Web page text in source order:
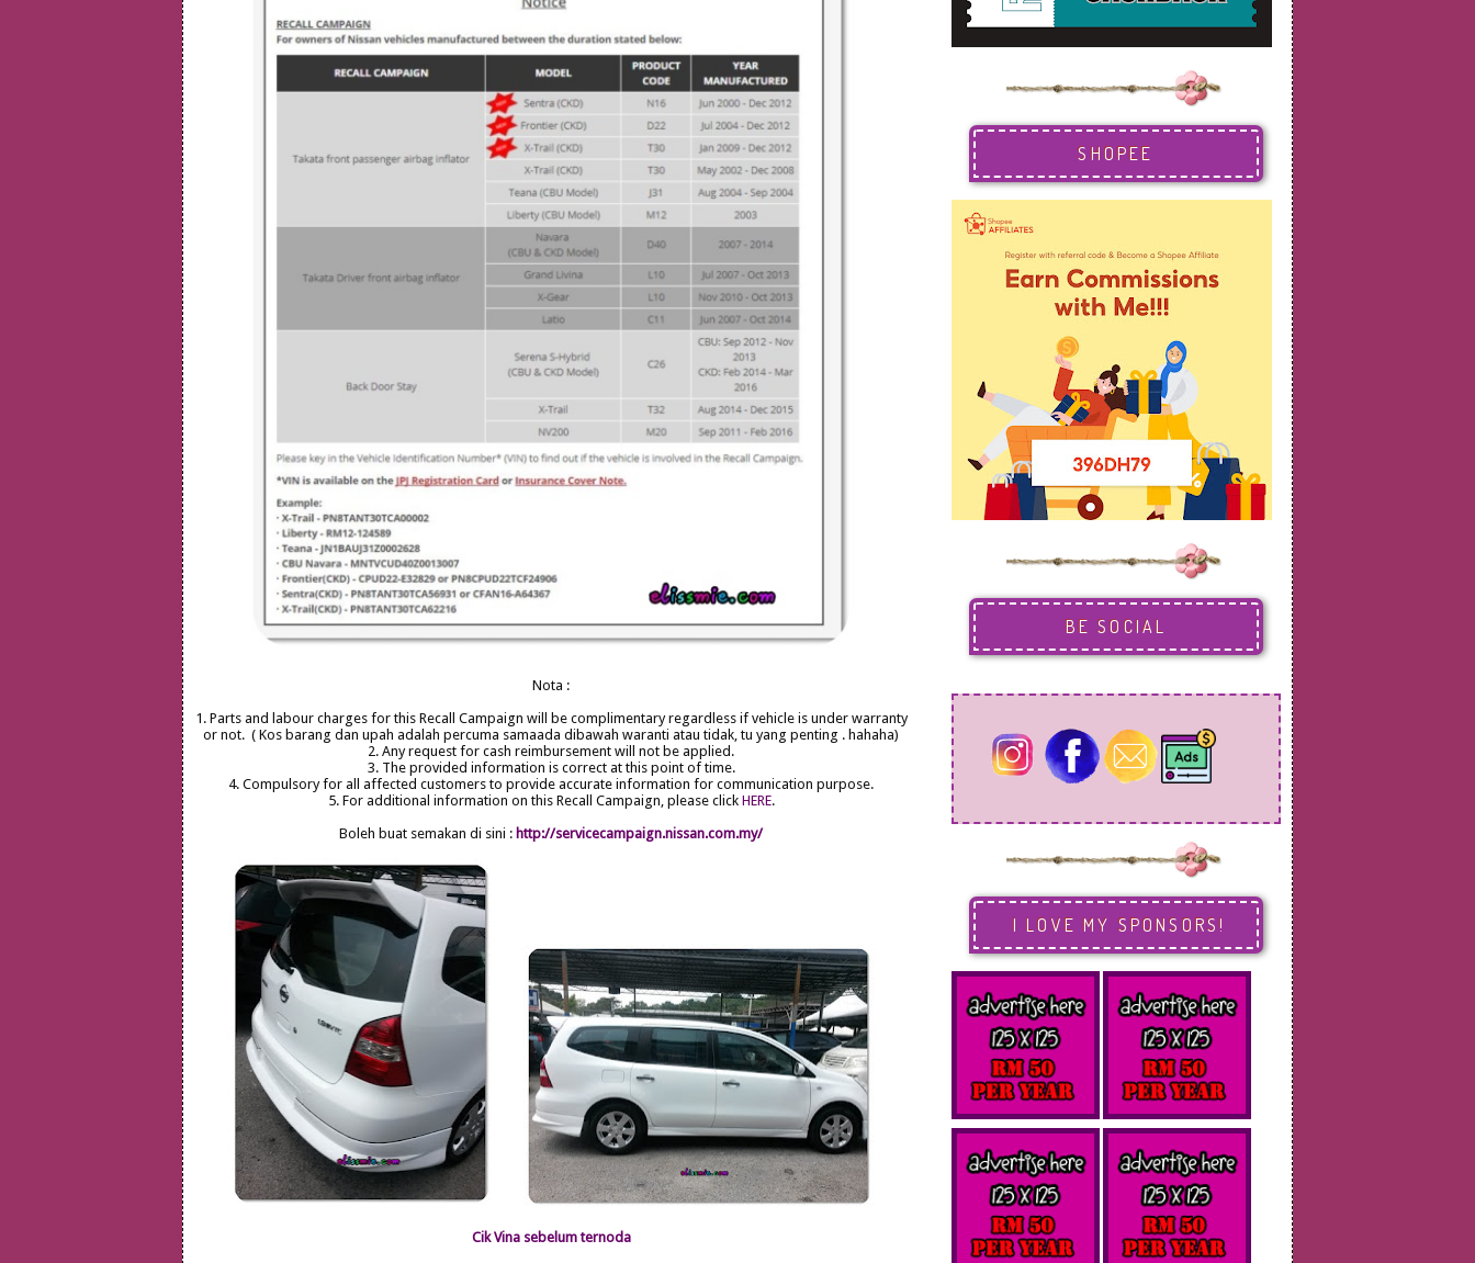
Nota :
1. Parts and labour charges for this Recall Campaign will be complimentary regardless if vehicle is under warranty
or not. ( Kos barang dan upah adalah percuma samaada dibawah waranti atau tidak, tu yang penting . hahaha)
2. Any request for cash reimbursement will not be applied.
3. The provided information is correct at this point of time.
4. Compulsory for all affected customers to provide accurate information for communication purpose.
5. For additional information on this Recall Campaign, please click HERE.
Boleh buat semakan di sini : http://servicecampaign.nissan.com.my/
Cik Vina sebelum ternoda
SHOPEE
BE SOCIAL
I LOVE MY SPONSORS!